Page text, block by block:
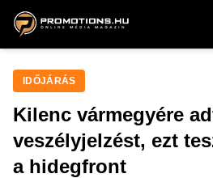
ZENE, FILM & KULT
IDŐJÁRÁS
Kilenc vármegyére
veszélyjelzést, ezt
a hidegfront